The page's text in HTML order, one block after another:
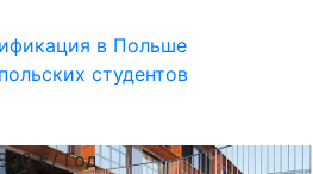
в Польше
студентов
€/ Год